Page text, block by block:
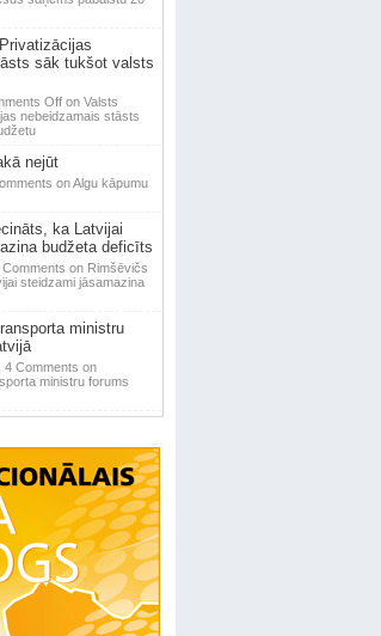
sāk tukšot valsts
Offon Valsts
nebeidzamais stāsts
nejūt
on Algu kāpumu
ka Latvijai
budžeta deficīts
Comments on Rimšēvičs
steidzami jāsamazina
ministru
4 Comments on
ministru forums